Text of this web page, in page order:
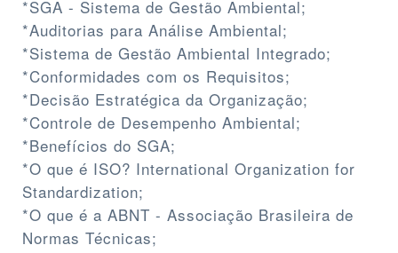
*SGA - Sistema de Gestão Ambiental;
*Auditorias para Análise Ambiental;
*Sistema de Gestão Ambiental Integrado;
*Conformidades com os Requisitos;
*Decisão Estratégica da Organização;
*Controle de Desempenho Ambiental;
*Benefícios do SGA;
*O que é ISO? International Organization for
Standardization;
*O que é a ABNT - Associação Brasileira de
Normas Técnicas;